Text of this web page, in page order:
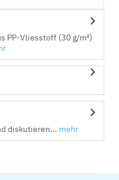
PP-Vliesstoff (30 g/m²)
diskutieren... mehr